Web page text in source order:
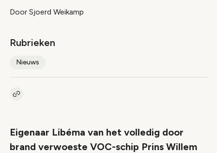
Door Sjoerd Weikamp
Rubrieken
Nieuws
Kopieer link naar artikel
Eigenaar Libéma van het volledig door
brand verwoeste VOC-schip Prins Willem